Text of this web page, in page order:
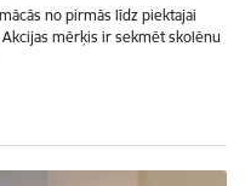
no pirmās līdz piektajai
mērķis ir sekmēt skolēnu